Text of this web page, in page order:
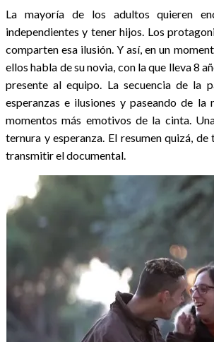
La mayoría de los adultos quieren
independientes y tener hijos. Los
comparten esa ilusión. Y así, en un
ellos habla de su novia, con la que lleva 8
presente al equipo. La secuencia de la
esperanzas e ilusiones y paseando de la
momentos más emotivos de la cinta.
ternura y esperanza. El resumen quizá,
transmitir el documental.